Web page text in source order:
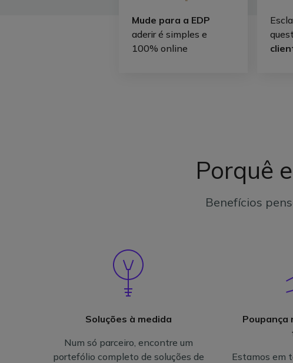
Mude para a EDP
aderir é simples e
100% online
Porquê
Benefícios
Soluções à medida
Num só parceiro, encontre um
portefólio completo de soluções de
Poupança
Estamos em